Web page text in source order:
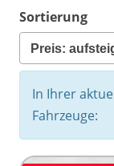
Sortierung
In Ihrer
Fahrzeuge: